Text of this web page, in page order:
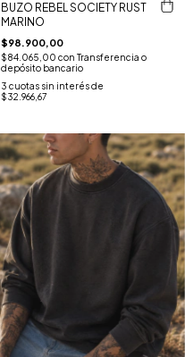
BUZO REBEL SOCIETY RUST
MARINO
$98.900,00
$84.065,00 con Transferencia o
depósito bancario
3 cuotas sin interés de
$32.966,67